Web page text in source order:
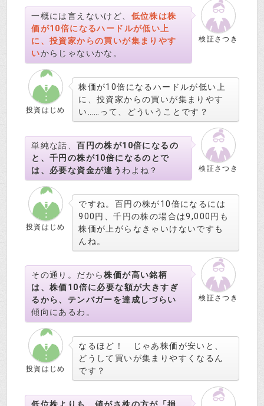
検証さつき
一概には言えないけど、 低位株は株
価が10倍になるハードルが低い上
に、投資家からの買いが集まりやす
いからじゃないかな。
投資はじめ
株価が10倍になるハードルが低い上
に、投資家からの買いが集まりやす
い……って、どういうことです？
検証さつき
単純な話、百円の株が10倍になるの
と、千円の株が10倍になるのとで
は、必要な資金が違う わよね？
投資はじめ
ですね。百円の株が10倍になるには
900円、千円の株の場合は9,000円も
株価が上がらなきゃいけないですも
んね。
検証さつき
その通り。だから株価が高い銘柄
は、株価10倍に必要な額が大きすぎ
るから、テンバガーを達成しづらい
傾向にあるわ。
投資はじめ
なるほど！ じゃあ株価が安いと、
どうして買いが集まりやすくなるん
です？